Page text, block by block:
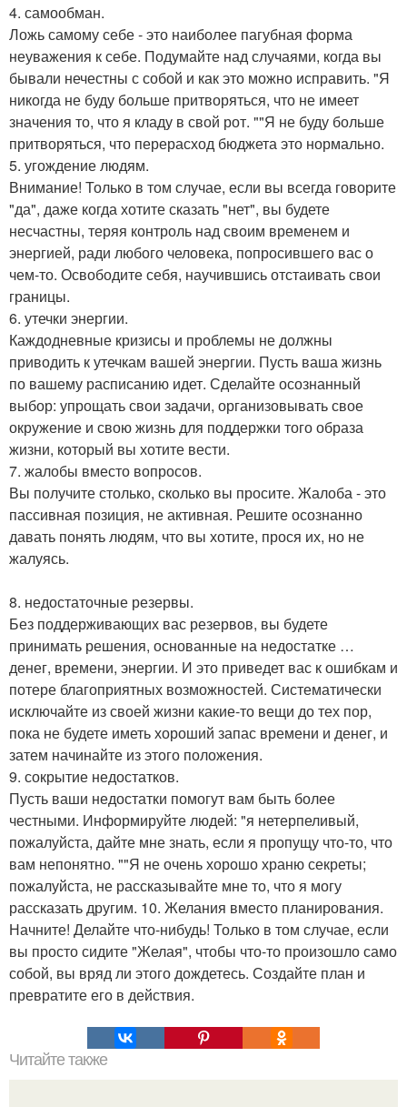
4. самообман.
Ложь самому себе - это наиболее пагубная форма
неуважения к себе. Подумайте над случаями, когда вы
бывали нечестны с собой и как это можно исправить. "Я
никогда не буду больше притворяться, что не имеет
значения то, что я кладу в свой рот. ""Я не буду больше
притворяться, что перерасход бюджета это нормально.
5. угождение людям.
Внимание! Только в том случае, если вы всегда говорите
"да", даже когда хотите сказать "нет", вы будете
несчастны, теряя контроль над своим временем и
энергией, ради любого человека, попросившего вас о
чем-то. Освободите себя, научившись отстаивать свои
границы.
6. утечки энергии.
Каждодневные кризисы и проблемы не должны
приводить к утечкам вашей энергии. Пусть ваша жизнь
по вашему расписанию идет. Сделайте осознанный
выбор: упрощать свои задачи, организовывать свое
окружение и свою жизнь для поддержки того образа
жизни, который вы хотите вести.
7. жалобы вместо вопросов.
Вы получите столько, сколько вы просите. Жалоба - это
пассивная позиция, не активная. Решите осознанно
давать понять людям, что вы хотите, прося их, но не
жалуясь.
8. недостаточные резервы.
Без поддерживающих вас резервов, вы будете
принимать решения, основанные на недостатке …
денег, времени, энергии. И это приведет вас к ошибкам и
потере благоприятных возможностей. Систематически
исключайте из своей жизни какие-то вещи до тех пор,
пока не будете иметь хороший запас времени и денег, и
затем начинайте из этого положения.
9. сокрытие недостатков.
Пусть ваши недостатки помогут вам быть более
честными. Информируйте людей: "я нетерпеливый,
пожалуйста, дайте мне знать, если я пропущу что-то, что
вам непонятно. ""Я не очень хорошо храню секреты;
пожалуйста, не рассказывайте мне то, что я могу
рассказать другим. 10. Желания вместо планирования.
Начните! Делайте что-нибудь! Только в том случае, если
вы просто сидите "Желая", чтобы что-то произошло само
собой, вы вряд ли этого дождетесь. Создайте план и
превратите его в действия.
Читайте также